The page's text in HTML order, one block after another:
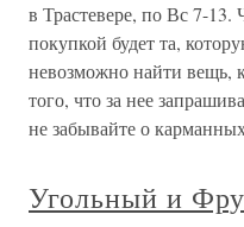
в Трастевере, по Вс 7-13.
покупкой будет та,
невозможно найти вещь,
того, что за нее
не забывайте о
Угольный и